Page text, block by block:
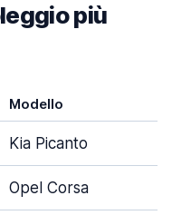
più
Modello
Kia Picanto
Opel Corsa